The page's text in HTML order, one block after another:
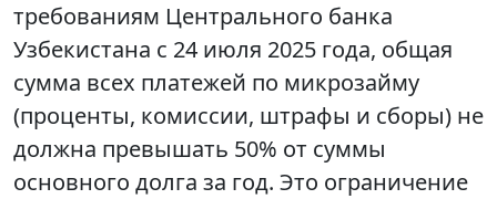
требованиям Центрального банка
Узбекистана с 24 июля 2025 года, общая
сумма всех платежей по микрозайму
(проценты, комиссии, штрафы и сборы) не
должна превышать 50% от суммы
основного долга за год. Это ограничение